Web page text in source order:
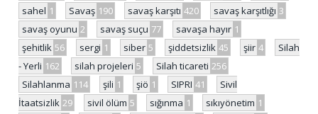
sahel 1 Savaş 190 savaş karşıtı 420 savaş karşıtlığı 3
savaş oyunu 2 savaş suçu 77 savaşa hayır 1
şehitlik 56 sergi 1 siber 5 şiddetsizlik 45 şiir 4
Silah
- Yerli 162 silah projeleri 5 Silah ticareti 256
Silahlanma 114 şili 1 şiö 1 SIPRI 41
Sivil
İtaatsizlik 29 sivil ölüm 5 sığınma 1 sıkıyönetim 1